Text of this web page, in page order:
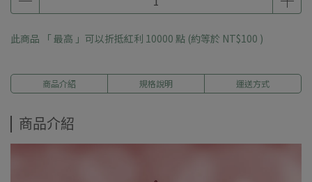
此商品 「 最高 」可以折抵紅利 10000 點 (約等於 NT$100 )
商品介紹 規格說明 運送方式
商品介紹